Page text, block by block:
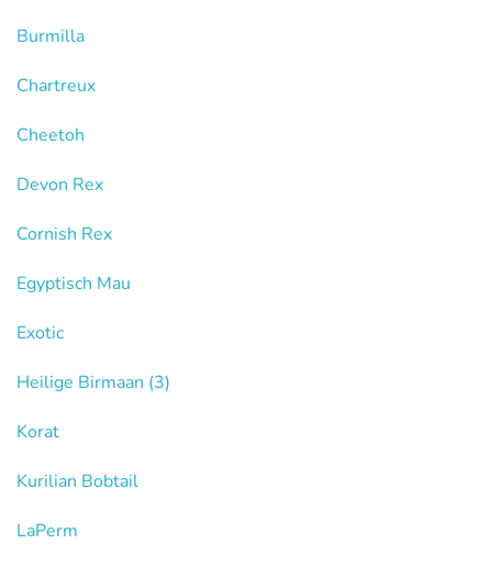
Burmilla
Chartreux
Cheetoh
Devon Rex
Cornish Rex
Egyptisch Mau
Exotic
Heilige Birmaan (3)
Korat
Kurilian Bobtail
LaPerm